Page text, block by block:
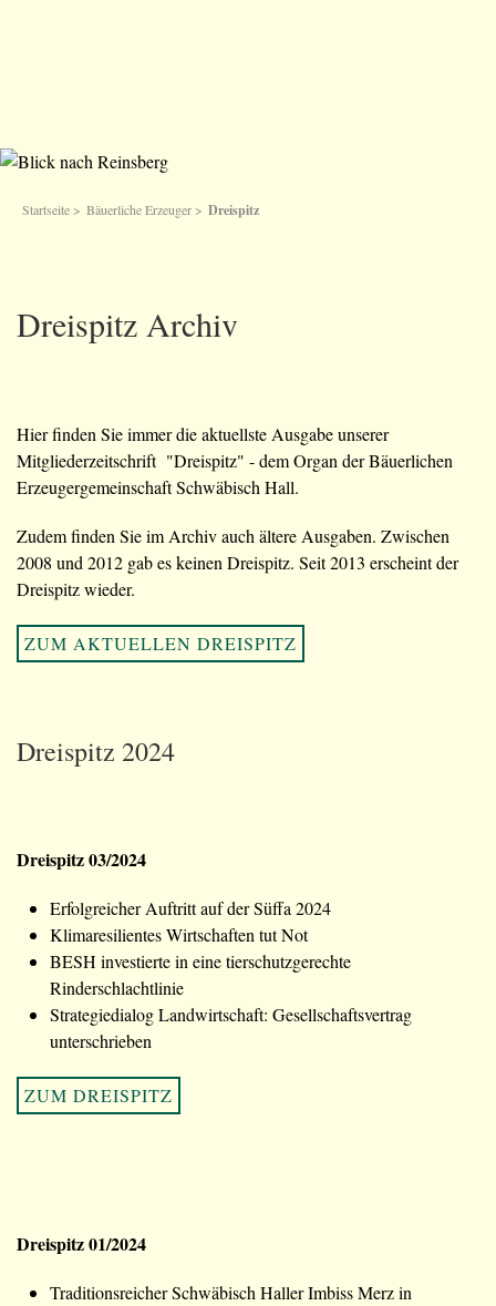
Startseite> Bäuerliche Erzeuger> Dreispitz
Dreispitz Archiv
Hier finden Sie immer die aktuellste Ausgabe unserer
Mitgliederzeitschrift "Dreispitz" - dem Organ der Bäuerlichen
Erzeugergemeinschaft Schwäbisch Hall.
Zudem finden Sie im Archiv auch ältere Ausgaben. Zwischen
2008 und 2012 gab es keinen Dreispitz. Seit 2013 erscheint der
Dreispitz wieder.
ZUM AKTUELLEN DREISPITZ
Dreispitz 2024
Dreispitz 03/2024
Erfolgreicher Auftritt auf der Süffa 2024
Klimaresilientes Wirtschaften tut Not
BESH investierte in eine tierschutzgerechte
Rinderschlachtlinie
Strategiedialog Landwirtschaft: Gesellschaftsvertrag
unterschrieben
ZUM DREISPITZ
Dreispitz 01/2024
Traditionsreicher Schwäbisch Haller Imbiss Merz in